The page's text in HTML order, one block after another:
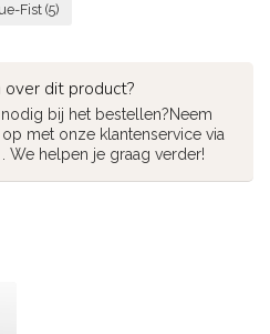
Fist (5)
over dit product?
bij het bestellen?Neem
met onze klantenservice via
. We helpen je graag verder!